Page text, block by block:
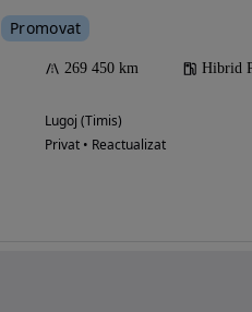
Promovat
269 450 km Hibrid
Lugoj (Timis)
Privat • Reactualizat